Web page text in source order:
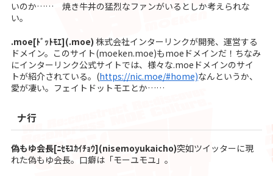
いのか…… 焼き牛丼の猛烈なファンがいるとしか考えられな
い。
.moe[ﾄﾞｯﾄﾓｴ](.moe) 株式会社インターリンクが開発、運営する
ドメイン。このサイト(moeken.moe)もmoeドメインだ！ちなみ
にインターリンク公式サイトでは、様々な.moeドメインのサイ
トが紹介されている。(https://nic.moe/#home)なんというか、
愛が凄い。フェイトドットモエとか……
ナ行
偽もゆ会長[ﾆｾﾓﾕｶｲﾁｮｳ](nisemoyukaicho)突如ツイッターに現
れた偽もゆ会長。口癖は「モーユモユ」。